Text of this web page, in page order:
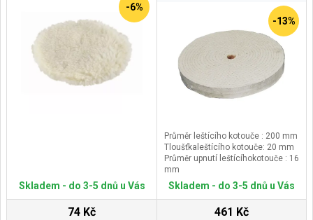
-6%
Skladem - do 3-5 dnů u Vás
74 Kč
-13%
Průměr leštícího kotouče : 200 mm
Tloušťkaleštícího kotouče: 20 mm
Průměr upnutí leštícíhokotouče : 16
mm
Skladem - do 3-5 dnů u Vás
461 Kč